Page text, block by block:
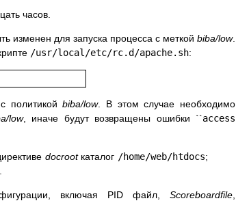
часов.
изменен для запуска процесса с меткой biba/low.
/usr/local/etc/rc.d/apache.sh:
политикойbiba/low. В этом случае необходимо
low, иначе будут возвращены ошибки ``access
docrootкаталог /home/web/htdocs;
включая PIDфайл,Scoreboardfile